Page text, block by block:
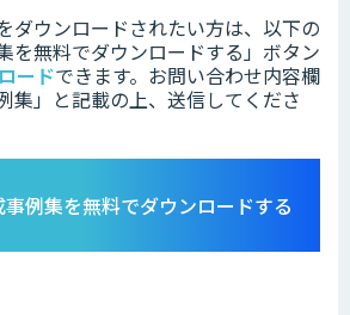
ダウンロードされたい方は、以下の
を無料でダウンロードする」ボタン
ードできます。 お問い合わせ内容欄
集」と記載の上、送信してくださ
例集を無料でダウンロードする